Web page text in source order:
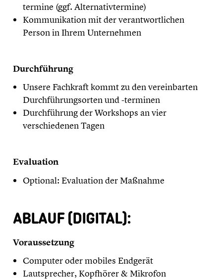
termine (ggf. Alternativtermine)
Kommunikation mit der verantwortlichen
Person in Ihrem Unternehmen
Durchführung
Unsere Fachkraft kommt zu den vereinbarten
Durchführungsorten und -terminen
Durchführung der Workshops an vier
verschiedenen Tagen
Evaluation
Optional: Evaluation der Maßnahme
ABLAUF (DIGITAL):
Voraussetzung
Computer oder mobiles Endgerät
Lautsprecher, Kopfhörer & Mikrofon